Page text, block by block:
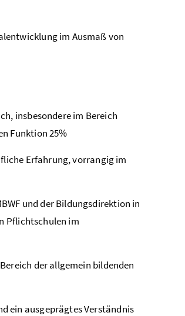
im Ausmaß von
insbesondere im Bereich
Funktion 25%
Erfahrung, vorrangig im
und der Bildungsdirektion in
Pflichtschulen im
der allgemein bildenden
ein ausgeprägtes Verständnis